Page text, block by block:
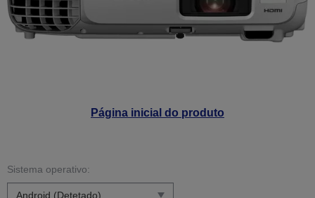
Página inicial do produto
Sistema operativo: